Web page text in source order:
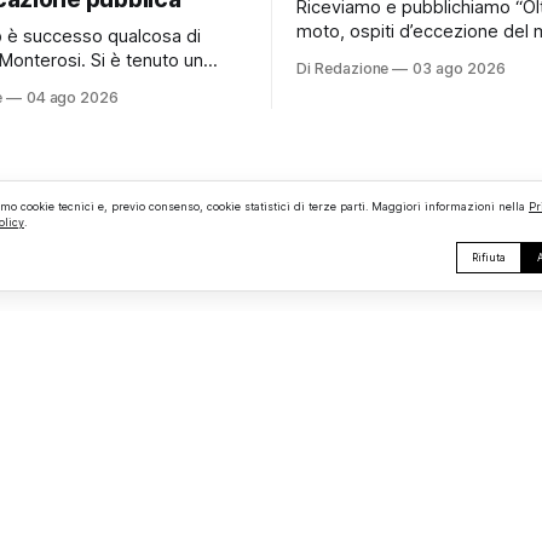
è successo qualcosa di
Si è tenuto un
da Monterosi24, non
che merita spiegazioni. Il
è, per sua natura,
04 ago 2026
Riceviamo e pubblichiamo
moto, ospiti d’eccezione del
hanno caratterizzato il primo
richiamando appassionati
ruote da tutto il Lazio e dalle
Di Redazione 03 ago 2026
cookie tecnici e, previo consenso, cookie statistici di terze parti. Maggiori informazioni nella
Rifiuta